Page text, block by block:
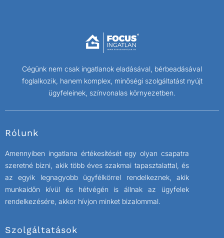
Cégünk nem csak ingatlanok eladásával, bérbeadásával
foglalkozik, hanem komplex, minőségi szolgáltatást nyújt
ügyfeleinek, színvonalas környezetben.
Rólunk
Amennyiben ingatlana értékesítését egy olyan csapatra
szeretné bízni, akik több éves szakmai tapasztalattal, és
az egyik legnagyobb ügyfélkörrel rendelkeznek, akik
munkaidőn kívül és hétvégén is állnak az ügyfelek
rendelkezésére, akkor hívjon minket bizalommal.
Szolgáltatások